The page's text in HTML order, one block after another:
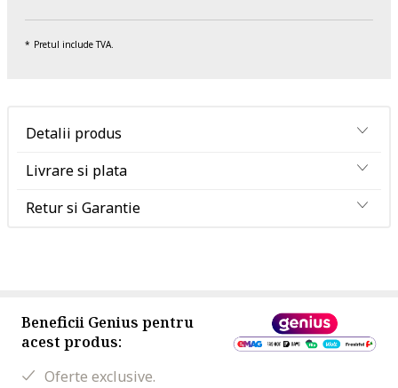
Pretul include TVA.
Detalii produs
Livrare si plata
Retur si Garantie
Beneficii Genius pentru
acest produs:
Oferte exclusive.